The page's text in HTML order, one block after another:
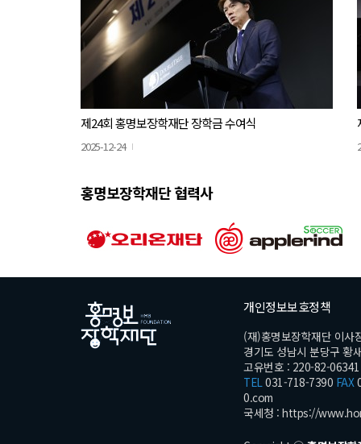
제24회 홍명보장학재단 장학금 수여식
2025-12-24
홍명보장학재단 협력사
개인정보보호정책
(재)홍명보장학재단 이사
경기도 성남시 분당구 황
고유번호 : 220-82-06341
TEL031-718-7390 FAX
0.com
국세청 : https://